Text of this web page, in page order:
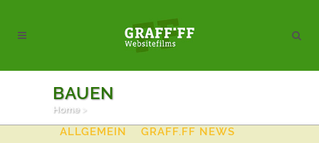
BAUEN
Home>
ALL
ALLGEMEIN
GRAFF.FF NEWS